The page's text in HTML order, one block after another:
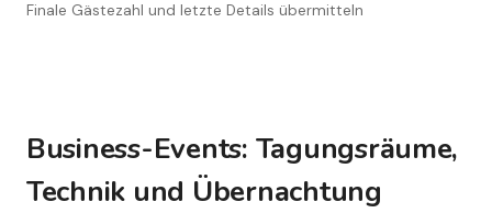
Finale Gästezahl und letzte Details übermitteln
Business-Events: Tagungsräume,
Technik und Übernachtung